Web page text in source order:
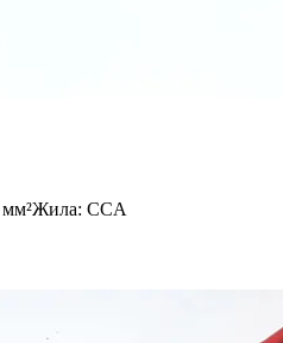
Жила: CCA